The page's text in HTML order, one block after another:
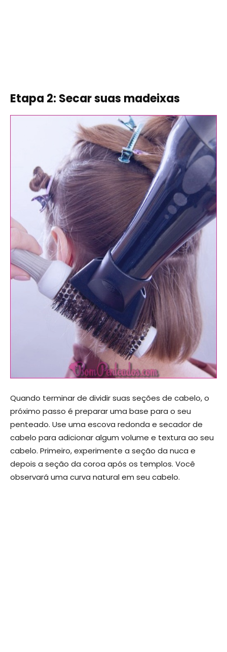
Etapa 2: Secar suas madeixas
Quando terminar de dividir suas seções de cabelo, o
próximo passo é preparar uma base para o seu
penteado. Use uma escova redonda e secador de
cabelo para adicionar algum volume e textura ao seu
cabelo. Primeiro, experimente a seção da nuca e
depois a seção da coroa após os templos. Você
observará uma curva natural em seu cabelo.